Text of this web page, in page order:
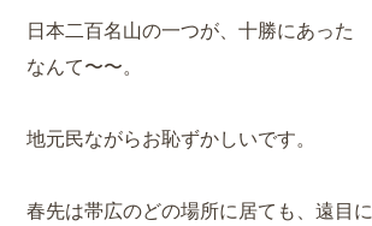
日本二百名山の一つが、十勝にあった
なんて〜〜。
地元民ながらお恥ずかしいです。
春先は帯広のどの場所に居ても、遠目に